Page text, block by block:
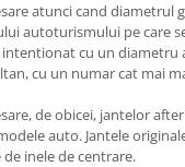
atunci cand diametrul
autoturismului pe care
cu un diametru
cu un numar cat mai
de obicei, jantelor
auto. Jantele
inele de centrare.